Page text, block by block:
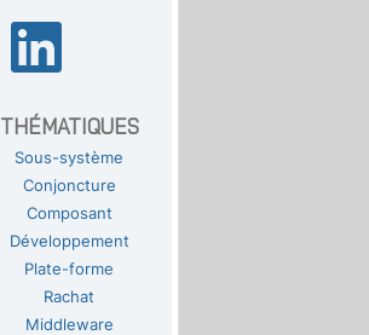
THÉMATIQUES
Sous-système
Conjoncture
Composant
Développement
Plate-forme
Rachat
Middleware